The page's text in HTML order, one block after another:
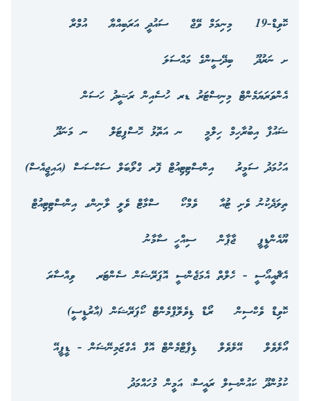
ކޮވިޑް-19
މިނިމަމް ވޭޖް ސައުދީ އަރަބިއްޔާ
އުމްރާ
ށ ނަރުދޫ
ބިދޭސީންގެ މައްސަލަ
އެންވަރަޔަމެންޓް މިނިސްޓަރު ޑރ ހުސެއިން ރަޝީދު ހަސަން
ޝައުފާ އިބުރާހިމް ހިލްމީ
ނ އަތޮޅު ހޮސްޕިޓަލް
ނ މަނަދޫ
އަހުމަދު ސަމީރު
އިންސްޓިޓިއުޓް ފޮރ ގްލޯބަލް ސަކްސަސް (އައިޖީއެސް)
ތިލަދެކުނު ވެށި ޓުއާ
ވެމްކޯ
ސްމާޓް ވެލީ ލާނިންގ އިންސްޓިޓިއުޓް
ޔޫއެންޑީޕީ
ޖާޕާން
ސިއްހީ ސާމާނު
އެޗްއީއޯސީ - ހެލްތް އެމަޖެންސީ އޮޕަރޭޝަން ސެންޓަރ
ވިއްސާރަ
ކޮވިޑް ވެކްސިން
ރޯޑް ޑިވެލޮޕްމެންޓް ކޯޕަރޭޝަން (އާރުޑީސީ)
އޯލެވެލް
އޭލެވެލް
ޑިޕާޓްމެންޓް އޮފް އެގްޒަމިނޭޝަން - ޑީޕީއޭ
ކުމުންދޫ ކައުންސިލް ރައީސް، އަމީން މުހައްމަދު